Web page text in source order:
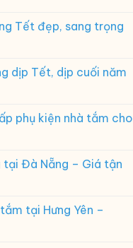
Tết đẹp, sang trọng
dịp Tết, dịp cuối năm
phụ kiện nhà tắm cho
Đà Nẵng – Giá tận
tại Hưng Yên –